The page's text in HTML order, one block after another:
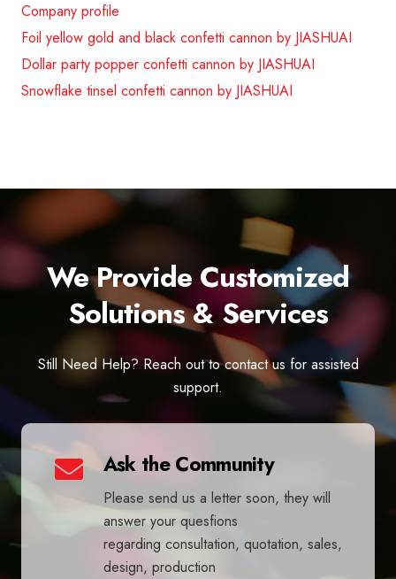
Company profile
Foil yellow gold and black confetti cannon by JIASHUAI
Dollar party popper confetti cannon by JIASHUAI
Snowflake tinsel confetti cannon by JIASHUAI
We Provide Customized
Solutions & Services
Still Need Help? Reach out to contact us for assisted
support.
Ask the Community
Please send us a letter soon, they will
answer your quesfions
regarding consultation, quotation, sales,
design, production